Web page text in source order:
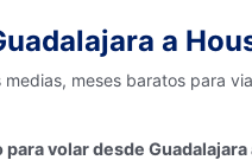
a
meses baratos para
para volar desde